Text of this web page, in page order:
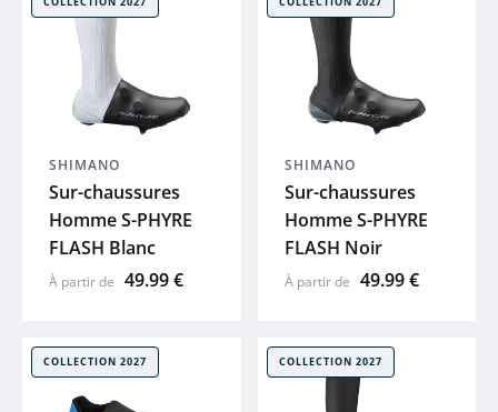
LOOK
LAPIERRE
GHOST
SHIMANO
Sur-chaussures
Homme S-PHYRE
FLASH Blanc
À partir de 49.99 €
SHIMANO
Sur-chaussures
Homme S-PHYRE
FLASH Noir
À partir de 49.99 €
COLLECTION 2027 COLLECTION 2027